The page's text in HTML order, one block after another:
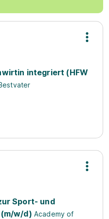
integriert (HFW
Sport- und
w/d) Academy of